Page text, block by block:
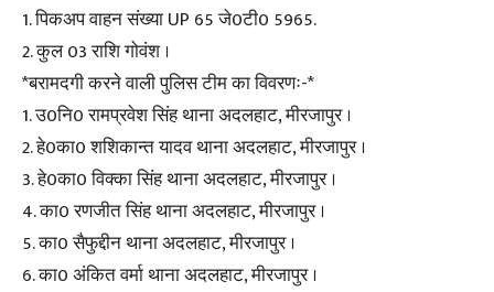
1. पिकअप वाहन संख्या UP 65 जे0टी0 5965.
2. कुल 03 राशि गोवंश ।
*बरामदगी करने वाली पुलिस टीम का विवरणः-*
1. उ0नि0 रामप्रवेश सिंह थाना अदलहाट, मीरजापुर ।
2. हे0का0 शशिकान्त यादव थाना अदलहाट, मीरजापुर ।
3. हे0का0 विक्का सिंह थाना अदलहाट, मीरजापुर ।
4. का0 रणजीत सिंह थाना अदलहाट, मीरजापुर ।
5. का0 सैफुद्दीन थाना अदलहाट, मीरजापुर ।
6. का0 अंकित वर्मा थाना अदलहाट, मीरजापुर ।